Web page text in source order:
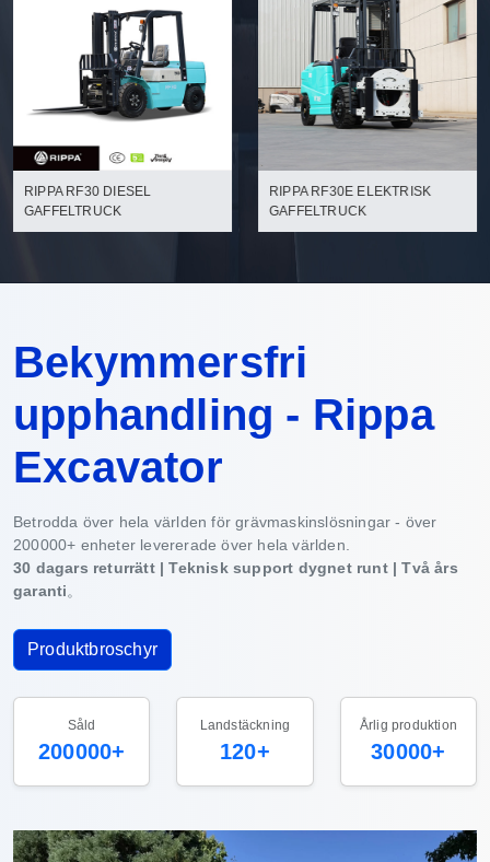
RIPPA RF30 DIESEL
GAFFELTRUCK
RIPPA RF30E ELEKTRISK
GAFFELTRUCK
Bekymmersfri
upphandling - Rippa
Excavator
Betrodda över hela världen för grävmaskinslösningar - över
200000+ enheter levererade över hela världen.
30 dagars returrätt | Teknisk support dygnet runt | Två års
garanti。
Produktbroschyr
Såld
200000+
Landstäckning
120+
Årlig produktion
30000+